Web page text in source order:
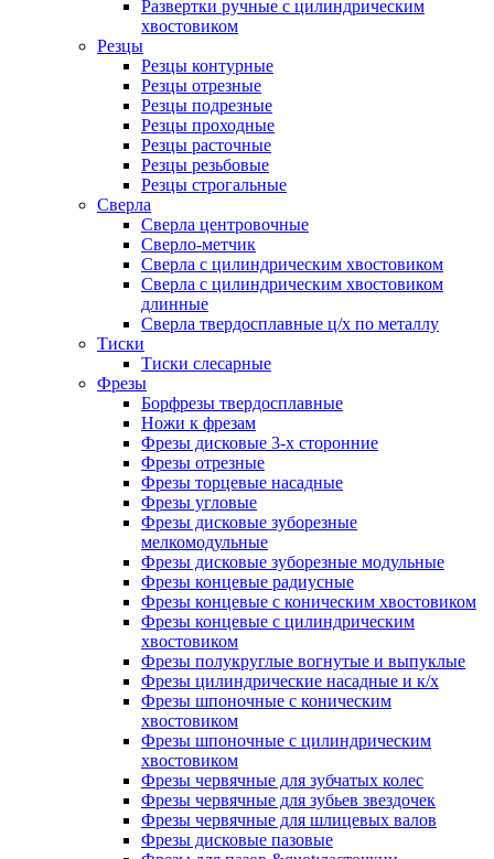
Развертки ручные с цилиндрическим
хвостовиком
Резцы
Резцы контурные
Резцы отрезные
Резцы подрезные
Резцы проходные
Резцы расточные
Резцы резьбовые
Резцы строгальные
Сверла
Сверла центровочные
Сверло-метчик
Сверла с цилиндрическим хвостовиком
Сверла с цилиндрическим хвостовиком
длинные
Сверла твердосплавные ц/х по металлу
Тиски
Тиски слесарные
Фрезы
Борфрезы твердосплавные
Ножи к фрезам
Фрезы дисковые 3-х сторонние
Фрезы отрезные
Фрезы торцевые насадные
Фрезы угловые
Фрезы дисковые зуборезные
мелкомодульные
Фрезы дисковые зуборезные модульные
Фрезы концевые радиусные
Фрезы концевые с коническим хвостовиком
Фрезы концевые с цилиндрическим
хвостовиком
Фрезы полукруглые вогнутые и выпуклые
Фрезы цилиндрические насадные и к/х
Фрезы шпоночные с коническим
хвостовиком
Фрезы шпоночные с цилиндрическим
хвостовиком
Фрезы червячные для зубчатых колес
Фрезы червячные для зубьев звездочек
Фрезы червячные для шлицевых валов
Фрезы дисковые пазовые